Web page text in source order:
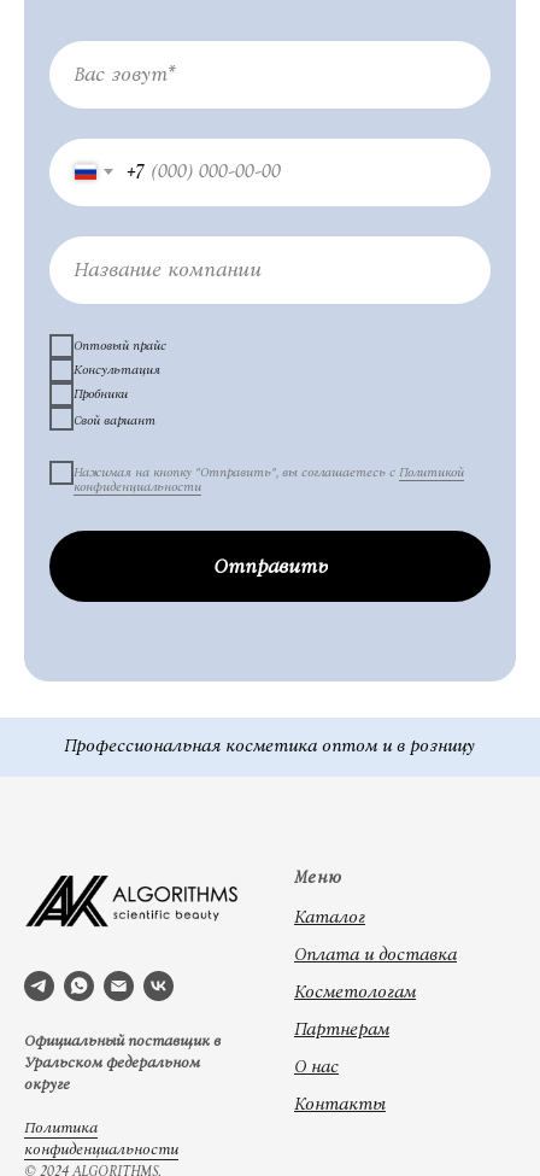
Вас зовут*
+7
Название компании
Оптовый прайс
Консультация
Пробники
Свой вариант
Нажимая на кнопку "Отправить", вы соглашаетесь с Политикой
конфиденциальности
Отправить
Профессиональная косметика оптом и в розницу
Официальный поставщик в
Уральском федеральном
округе
Политика
конфиденциальности
© 2024 ALGORITHMS,
Меню
Каталог
Оплата и доставка
Косметологам
Партнерам
О нас
Контакты